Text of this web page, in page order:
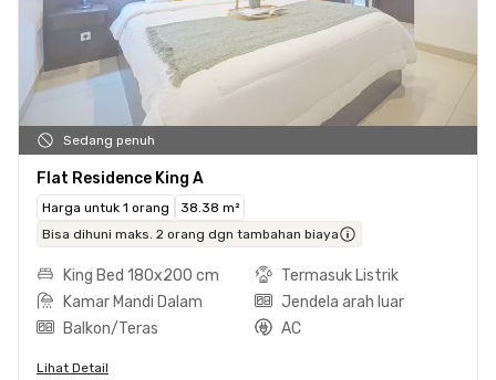
Sedang penuh
Flat Residence King A
Harga untuk 1 orang
38.38 m²
Bisa dihuni maks. 2 orang dgn tambahan biaya
King Bed 180x200 cm
Termasuk Listrik
Kamar Mandi Dalam
Jendela arah luar
Balkon/Teras
AC
Lihat Detail